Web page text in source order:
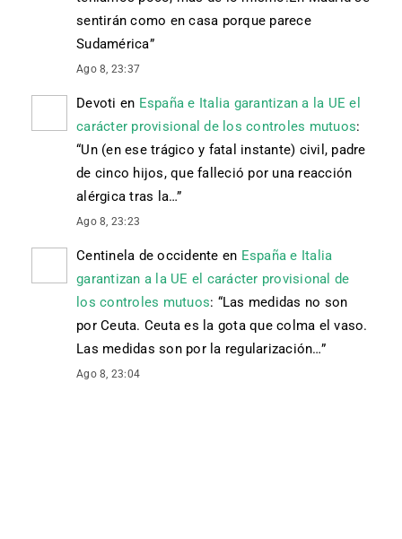
sentirán como en casa porque parece
Sudamérica”
Ago 8, 23:37
Devoti en España e Italia garantizan a la UE el
carácter provisional de los controles mutuos:
“Un (en ese trágico y fatal instante) civil, padre
de cinco hijos, que falleció por una reacción
alérgica tras la…”
Ago 8, 23:23
Centinela de occidente en España e Italia
garantizan a la UE el carácter provisional de
los controles mutuos: “Las medidas no son
por Ceuta. Ceuta es la gota que colma el vaso.
Las medidas son por la regularización…”
Ago 8, 23:04